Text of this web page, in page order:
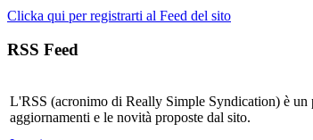
Clicka qui per registrarti al Feed del sito
RSS Feed
L'RSS (acronimo di Really Simple Syndication) è un
aggiornamenti e le novità proposte dal sito.